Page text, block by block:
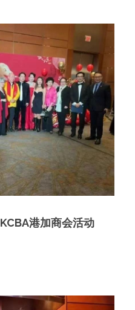
港加商会活动